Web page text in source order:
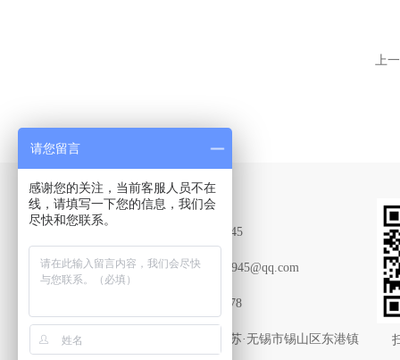
上一
Contact Us
联系QQ：2015669945
联系邮箱：2015669945@qq.com
传真：0510-83787178
联系地址：中国·江苏·无锡市锡山区东港镇
请您留言
感谢您的关注，当前客服人员不在
线，请填写一下您的信息，我们会
尽快和您联系。